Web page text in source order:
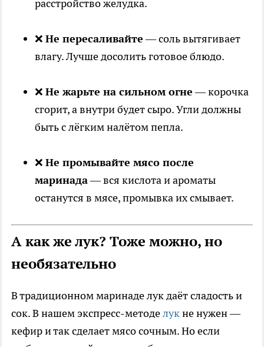
расстройство желудка.
❌ Не пересаливайте— соль вытягивает
влагу. Лучше досолить готовое блюдо.
❌ Не жарьте на сильном огне— корочка
сгорит, а внутри будет сыро. Угли должны
быть с лёгким налётом пепла.
❌ Не промывайте мясо после
маринада— вся кислота и ароматы
останутся в мясе, промывка их смывает.
А как же лук? Тоже можно, но
необязательно
В традиционном маринаде лук даёт сладость и
сок. В нашем экспресс-методелукне нужен —
кефир и так сделает мясо сочным. Но если